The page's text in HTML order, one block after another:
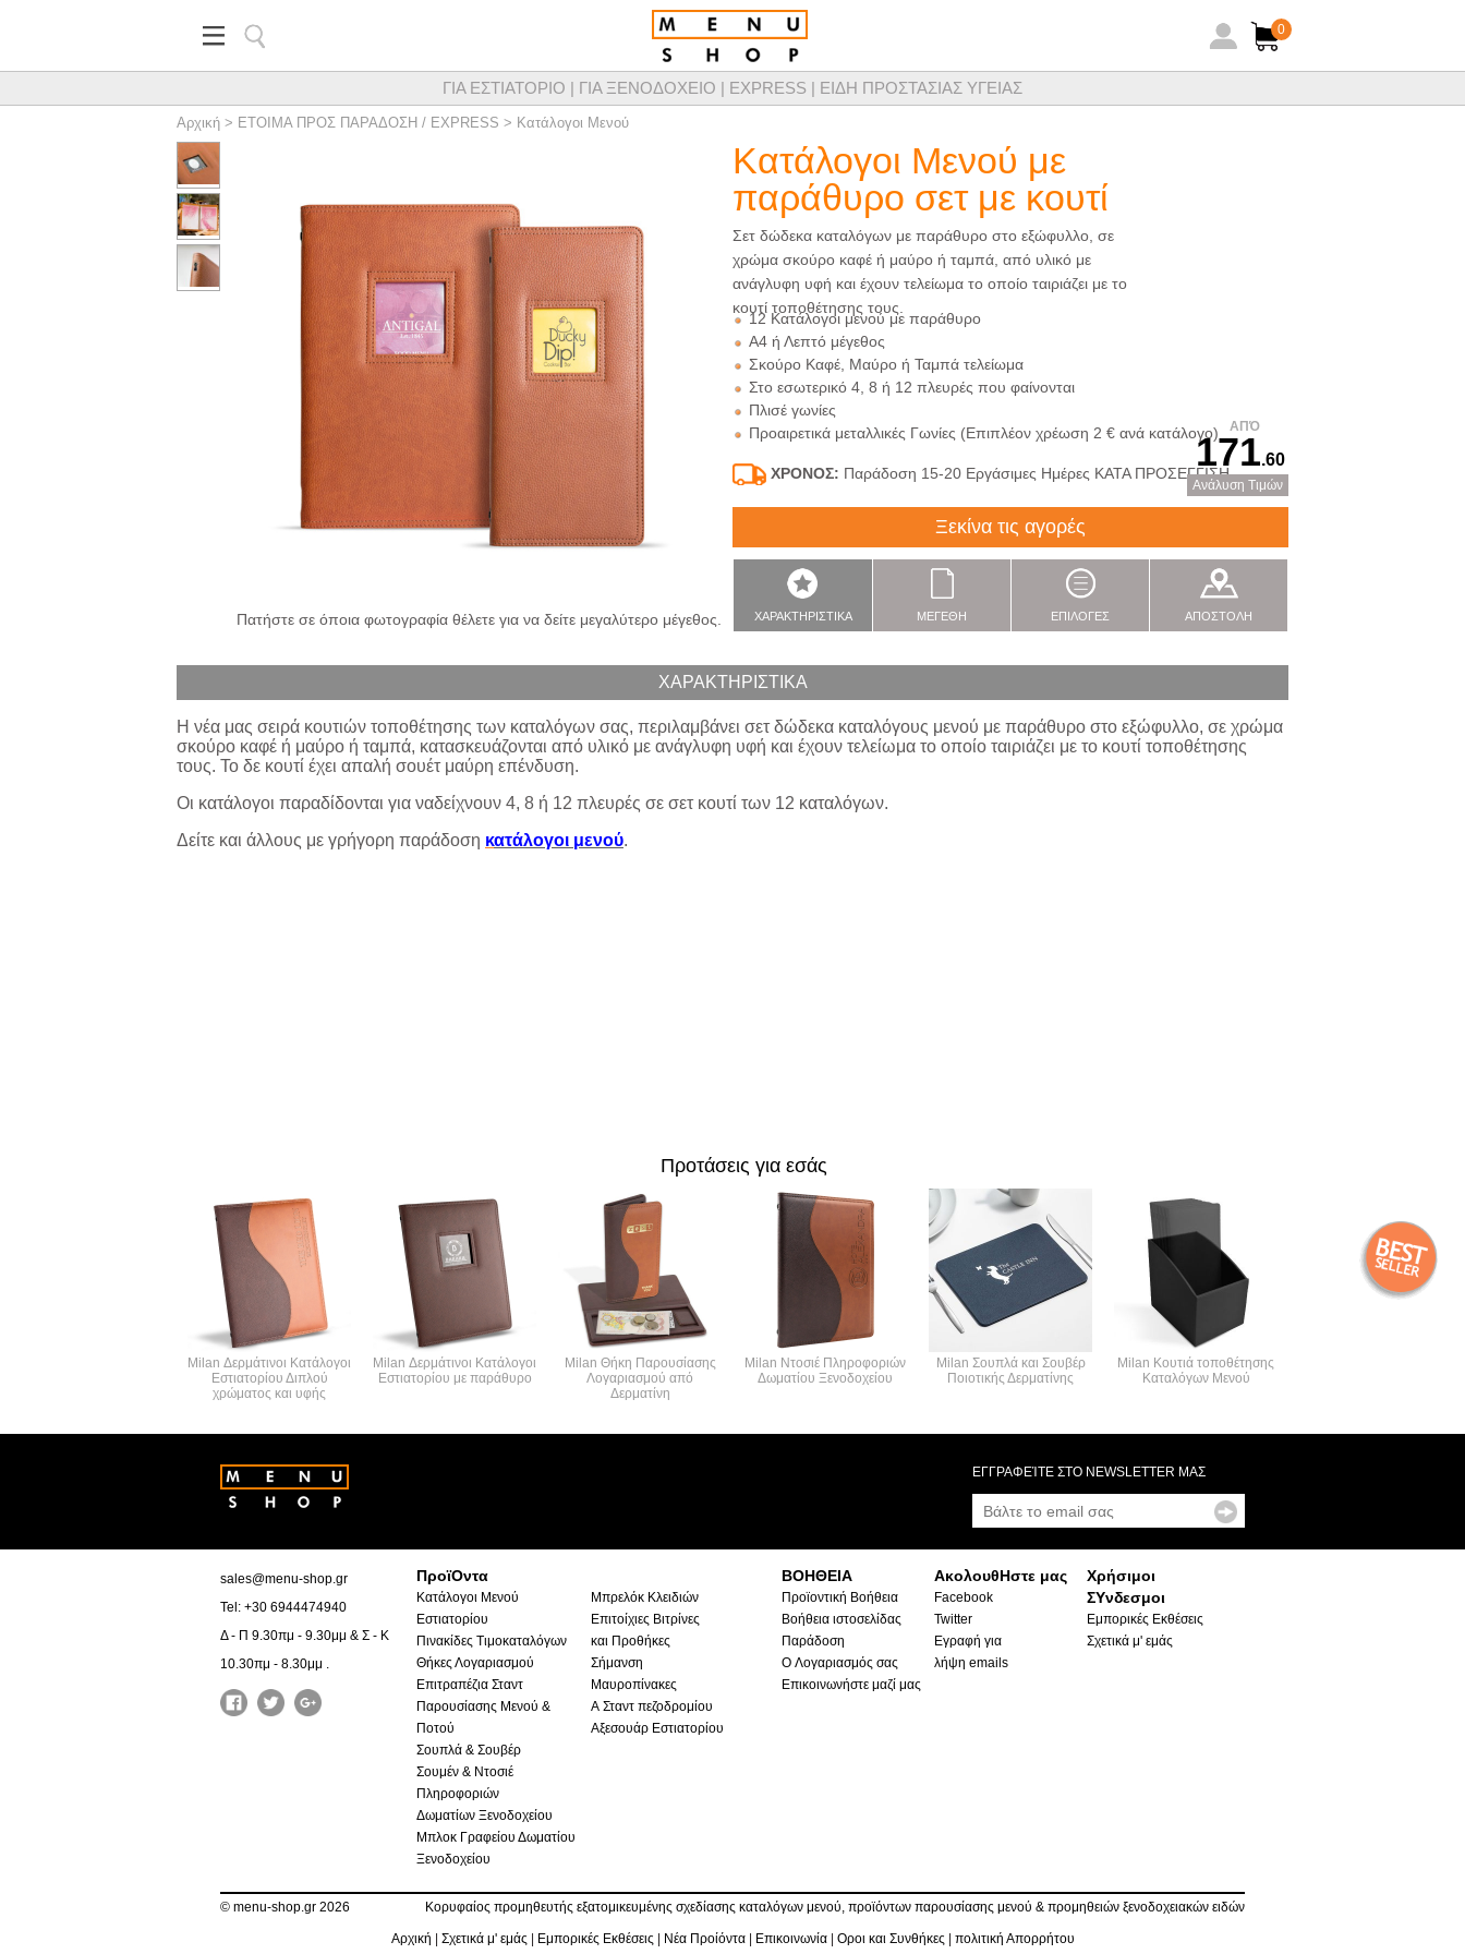
Κορυφαίος προμηθευτής εξατομικευμένης σχεδίασης καταλόγων μενού, προϊόντων παρουσίασης μενού & προμηθειών ξενοδοχειακών ειδών
0
ΓΙΑ ΕΣΤΙΑΤΟΡΙΟ | ΓΙΑ ΞΕΝΟΔΟΧΕΙΟ | EXPRESS | ΕΙΔΗ ΠΡΟΣΤΑΣΙΑΣ ΥΓΕΙΑΣ
Αρχική > ΕΤΟΙΜΑ ΠΡΟΣ ΠΑΡΑΔΟΣΗ / EXPRESS > Κατάλογοι Μενού
Πατήστε σε όποια φωτογραφία θέλετε για να δείτε μεγαλύτερο μέγεθος.
Κατάλογοι Μενού με
παράθυρο σετ με κουτί
Σετ δώδεκα καταλόγων με παράθυρο στο εξώφυλλο, σε
χρώμα σκούρο καφέ ή μαύρο ή ταμπά, από υλικό με
ανάγλυφη υφή και έχουν τελείωμα το οποίο ταιριάζει με το
κουτί τοποθέτησης τους.
ΑΠΌ
171.60
Ανάλυση Τιμών
12 Κατάλογοι μενού με παράθυρο
A4 ή Λεπτό μέγεθος
Σκούρο Καφέ, Μαύρο ή Ταμπά τελείωμα
Στο εσωτερικό 4, 8 ή 12 πλευρές που φαίνονται
Πλισέ γωνίες
Προαιρετικά μεταλλικές Γωνίες (Επιπλέον χρέωση 2 € ανά κατάλογο)
ΧΡΟΝΟΣ: Παράδοση 15-20 Εργάσιμες Ημέρες ΚΑΤΑ ΠΡΟΣΕΓΓΙΣΗ
Ξεκίνα τις αγορές
ΧΑΡΑΚΤΗΡΙΣΤΙΚΑ ΜΕΓΕΘΗ ΕΠΙΛΟΓΕΣ ΑΠΟΣΤΟΛΗ
ΧΑΡΑΚΤΗΡΙΣΤΙΚΑ
Η νέα μας σειρά κουτιών τοποθέτησης των καταλόγων σας, περιλαμβάνει σετ δώδεκα καταλόγους μενού με παράθυρο στο εξώφυλλο, σε χρώμα
σκούρο καφέ ή μαύρο ή ταμπά, κατασκευάζονται από υλικό με ανάγλυφη υφή και έχουν τελείωμα το οποίο ταιριάζει με το κουτί τοποθέτησης
τους. Το δε κουτί έχει απαλή σουέτ μαύρη επένδυση.
Οι κατάλογοι παραδίδονται για ναδείχνουν 4, 8 ή 12 πλευρές σε σετ κουτί των 12 καταλόγων.
Δείτε και άλλους με γρήγορη παράδοση κατάλογοι μενού.
Προτάσεις για εσάς
Milan Δερμάτινοι Κατάλογοι
Εστιατορίου Διπλού
χρώματος και υφής
Milan Δερμάτινοι Κατάλογοι
Εστιατορίου με παράθυρο
Milan Θήκη Παρουσίασης
Λογαριασμού από
Δερματίνη
Milan Ντοσιέ Πληροφοριών
Δωματίου Ξενοδοχείου
Milan Σουπλά και Σουβέρ
Ποιοτικής Δερματίνης
Milan Κουτιά τοποθέτησης
Καταλόγων Μενού
ΕΓΓΡΑΦΕΊΤΕ ΣΤΟ NEWSLETTER ΜΑΣ
sales@menu-shop.gr
Tel: +30 6944474940
Δ - Π 9.30πμ - 9.30μμ & Σ - Κ
10.30πμ - 8.30μμ .
ΠροϊΟντα
Κατάλογοι Μενού
Εστιατορίου
Πινακίδες Τιμοκαταλόγων
Θήκες Λογαριασμού
Επιτραπέζια Σταντ
Παρουσίασης Μενού &
Ποτού
Σουπλά & Σουβέρ
Σουμέν & Ντοσιέ
Πληροφοριών
Δωματίων Ξενοδοχείου
Μπλοκ Γραφείου Δωματίου
Ξενοδοχείου
Μπρελόκ Κλειδιών
Επιτοίχιες Βιτρίνες
και Προθήκες
Σήμανση
Μαυροπίνακες
Α Σταντ πεζοδρομίου
Αξεσουάρ Εστιατορίου
ΒΟΗΘΕΙΑ
Προϊοντική Βοήθεια
Βοήθεια ιστοσελίδας
Παράδοση
Ο Λογαριασμός σας
Επικοινωνήστε μαζί μας
ΑκολουθΗστε μας
Facebook
Twitter
Εγραφή για
λήψη emails
Χρήσιμοι
ΣΥνδεσμοι
Εμπορικές Εκθέσεις
Σχετικά μ' εμάς
© menu-shop.gr 2026 Κορυφαίος προμηθευτής εξατομικευμένης σχεδίασης καταλόγων μενού, προϊόντων παρουσίασης μενού & προμηθειών ξενοδοχειακών ειδών
Αρχική Σχετικά μ' εμάς Εμπορικές Εκθέσεις Νέα Προίόντα| Επικοινωνία| Οροι και Συνθήκες πολιτική Απορρήτου